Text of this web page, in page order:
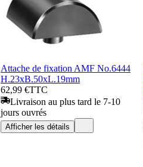
Attache de fixation AMF No.6444
H.23xB.50xL.19mm
62,99 €TTC
Livraison au plus tard le 7-10
jours ouvrés
Afficher les détails